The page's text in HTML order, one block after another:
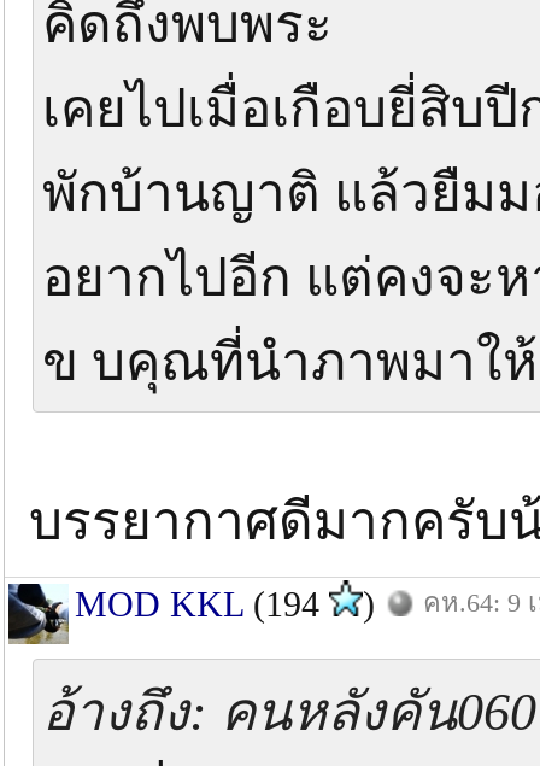
คิดถึงพบพระ
เคยไปเมื่อเกือบยี่สิบ
พักบ้านญาติ แล้วยืมม
อยากไปอีก แต่คงจะ
ข บคุณที่นำภาพมาใ
บรรยากาศดีมากครั
MOD KKL (194 ) คห.64: 9
อ้างถึง: คนหลังคัน060